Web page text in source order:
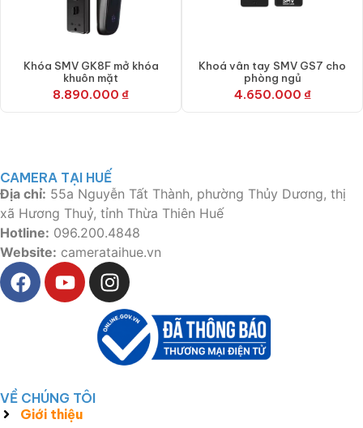
Khóa SMV GK8F mở khóa
khuôn mặt
8.890.000 ₫
Khoá vân tay SMV GS7 cho
phòng ngủ
4.650.000 ₫
CAMERA TẠI HUẾ
Địa chỉ: 55a Nguyễn Tất Thành, phường Thủy Dương, thị
xã Hương Thuỷ, tỉnh Thừa Thiên Huế
Hotline: 096.200.4848
Website: camerataihue.vn
VỀ CHÚNG TÔI
Giới thiệu